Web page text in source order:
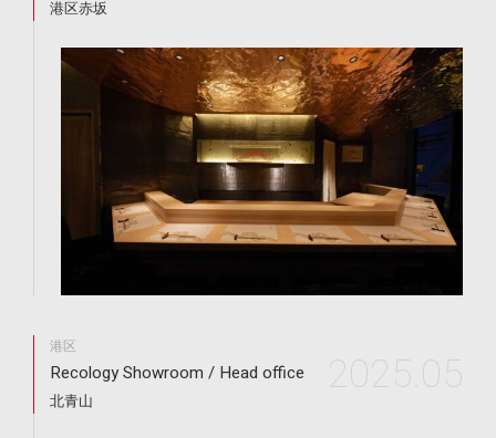
港区赤坂
港区
Recology Showroom / Head office
北青山 2025.05